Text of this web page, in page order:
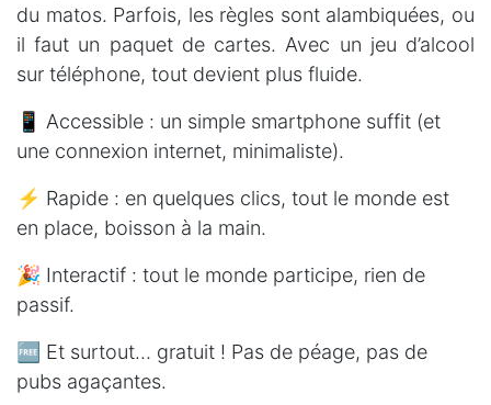
du matos. Parfois, les règles sont alambiquées, ou
il faut un paquet de cartes. Avec un jeu d’alcool
sur téléphone, tout devient plus fluide.
📱 Accessible : un simple smartphone suffit (et
une connexion internet, minimaliste).
⚡ Rapide : en quelques clics, tout le monde est
en place, boisson à la main.
🎉 Interactif : tout le monde participe, rien de
passif.
🆓 Et surtout… gratuit ! Pas de péage, pas de
pubs agaçantes.